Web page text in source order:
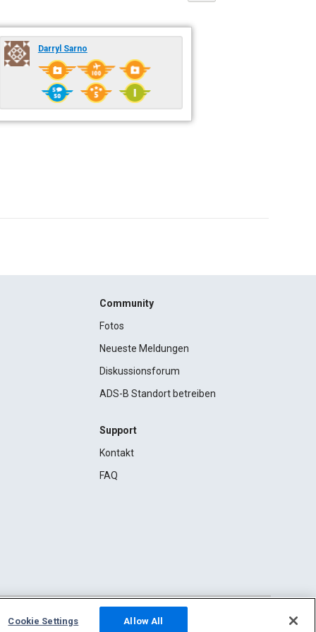
Darryl Sarno
Community
Fotos
Neueste Meldungen
Diskussionsforum
ADS-B Standort betreiben
Support
Kontakt
FAQ
Cookie Settings Allow All